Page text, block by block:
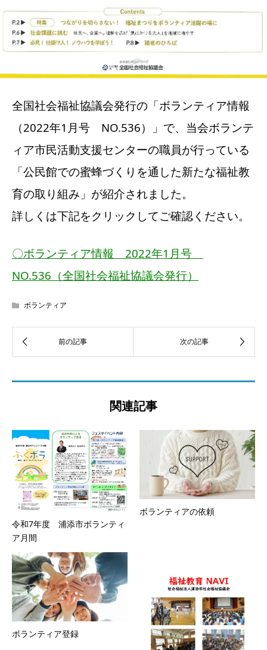
全国社会福祉協議会発行の「ボランティア情報
（2022年1月号 NO.536）」で、当会ボランテ
ィア市民活動支援センターの職員が行っている
「公民館での蜜蜂づくりを通した新たな福祉教
育の取り組み」が紹介されました。
詳しくは下記をクリックしてご確認ください。
〇ボランティア情報 2022年1月号
NO.536（全国社会福祉協議会発行）
ボランティア
関連記事
令和7年度 浦添市ボランティ
ア月間
ボランティアの依頼
ボランティア登録